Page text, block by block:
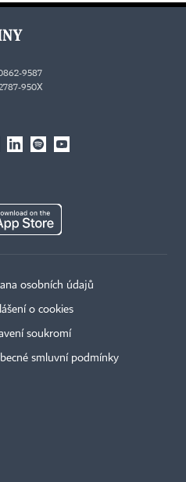
9587
950X
osobních údajů
o cookies
soukromí
smluvní podmínky